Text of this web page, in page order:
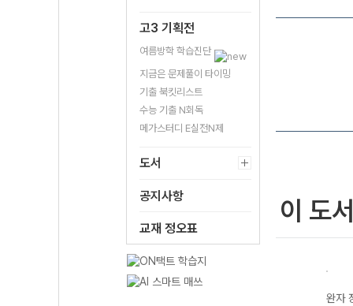
고3 기획전
여름방학 학습진단
지금은 문제풀이 타이밍
기출 북킷리스트
수능 기출 N회독
메가스터디 E실전N제
도서
공지사항
교재 정오표
이 도
완자